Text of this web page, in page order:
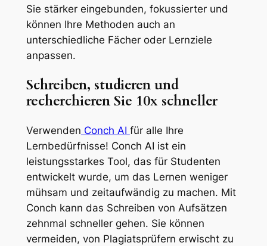
Sie stärker eingebunden, fokussierter und
können Ihre Methoden auch an
unterschiedliche Fächer oder Lernziele
anpassen.
Schreiben, studieren und
recherchieren Sie 10x schneller
Verwenden Conch AI für alle Ihre
Lernbedürfnisse! Conch AI ist ein
leistungsstarkes Tool, das für Studenten
entwickelt wurde, um das Lernen weniger
mühsam und zeitaufwändig zu machen. Mit
Conch kann das Schreiben von Aufsätzen
zehnmal schneller gehen. Sie können
vermeiden, von Plagiatsprüfern erwischt zu